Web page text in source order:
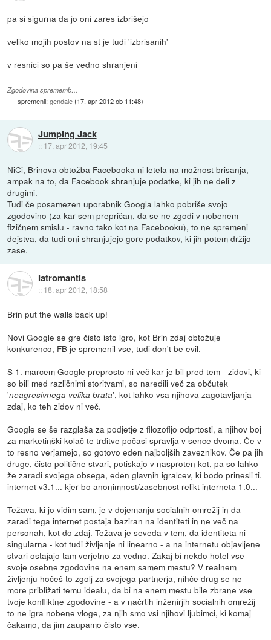
pa si sigurna da jo oni zares izbrišejo
veliko mojih postov na st je tudi 'izbrisanih'
v resnici so pa še vedno shranjeni
Zgodovina sprememb…
spremenil:gendale(17. apr 2012 ob 11:48)
Jumping Jack
:: 17. apr 2012, 19:45
NiCi, Brinova obtožba Facebooka ni letela na možnost brisanja,
ampak na to, da Facebook shranjuje podatke, ki jih ne deli z
drugimi.
Tudi če posamezen uporabnik Googla lahko pobriše svojo
zgodovino (za kar sem prepričan, da se ne zgodi v nobenem
fizičnem smislu - ravno tako kot na Facebooku), to ne spremeni
dejstva, da tudi oni shranjujejo gore podatkov, ki jih potem držijo
zase.
Iatromantis
:: 18. apr 2012, 18:58
Brin put the walls back up!
Novi Google se gre čisto isto igro, kot Brin zdaj obtožuje
konkurenco, FB je spremenil vse, tudi don't be evil.
S 1. marcem Google preprosto ni več kar je bil pred tem - zidovi, ki
so bili med različnimi storitvami, so naredili več za občutek
'neagresivnega velika brata', kot lahko vsa njihova zagotavljanja
zdaj, ko teh zidov ni več.
Google se še razglaša za podjetje z filozofijo odprtosti, a njihov boj
za marketinški kolač te trditve počasi spravlja v sence dvoma. Če v
to resno verjamejo, so gotovo eden najboljših zaveznikov. Če pa jih
druge, čisto politične stvari, potiskajo v nasproten kot, pa so lahko
že zaradi svojega obsega, eden glavnih igralcev, ki bodo prinesli ti.
internet v3.1... kjer bo anonimnost/zasebnost relikt interneta 1.0...
Težava, ki jo vidim sam, je v dojemanju socialnih omrežij in da
zaradi tega internet postaja baziran na identiteti in ne več na
personah, kot do zdaj. Težava je seveda v tem, da identiteta ni
singularna - kot tudi življenje ni linearno - a na internetu objavljene
stvari ostajajo tam verjetno za vedno. Zakaj bi nekdo hotel vse
svoje osebne zgodovine na enem samem mestu? V realnem
življenju hočeš to zgolj za svojega partnerja, nihče drug se ne
more približati temu idealu, da bi na enem mestu bile zbrane vse
tvoje konfliktne zgodovine - a v načrtih inženirjih socialnih omrežij
to ne igra nobene vloge, za njih smo vsi njihovi ljubimci, ki komaj
čakamo, da jim zaupamo čisto vse.